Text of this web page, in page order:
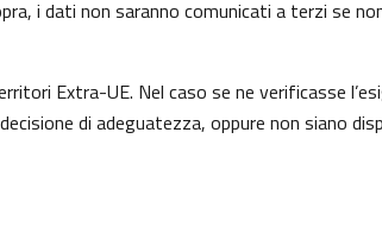
i dati non saranno comunicati a terzi se
Extra-UE. Nel caso se ne verificasse
di adeguatezza, oppure non siano